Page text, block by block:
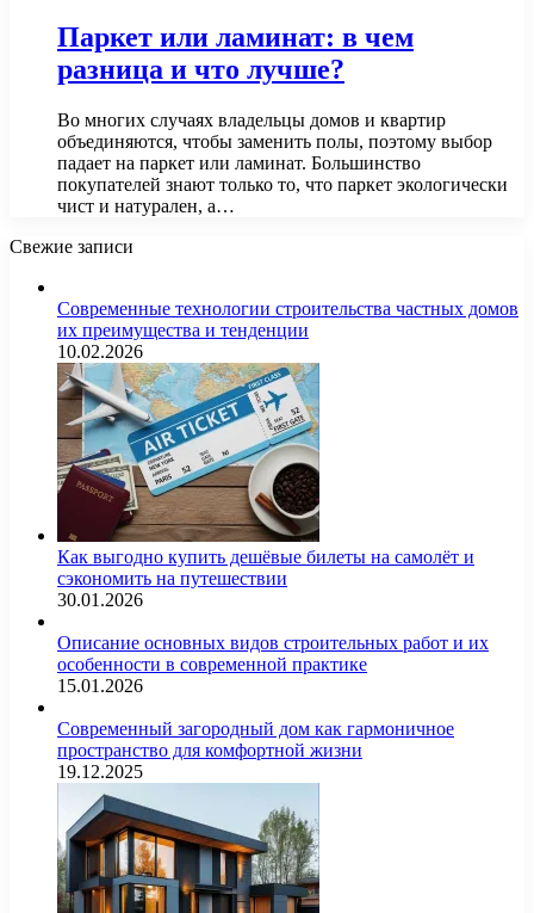
Паркет или ламинат: в чем
разница и что лучше?
Во многих случаях владельцы домов и квартир
объединяются, чтобы заменить полы, поэтому выбор
падает на паркет или ламинат. Большинство
покупателей знают только то, что паркет экологически
чист и натурален, а…
Свежие записи
Современные технологии строительства частных домов
их преимущества и тенденции
10.02.2026
Как выгодно купить дешёвые билеты на самолёт и
сэкономить на путешествии
30.01.2026
Описание основных видов строительных работ и их
особенности в современной практике
15.01.2026
Современный загородный дом как гармоничное
пространство для комфортной жизни
19.12.2025